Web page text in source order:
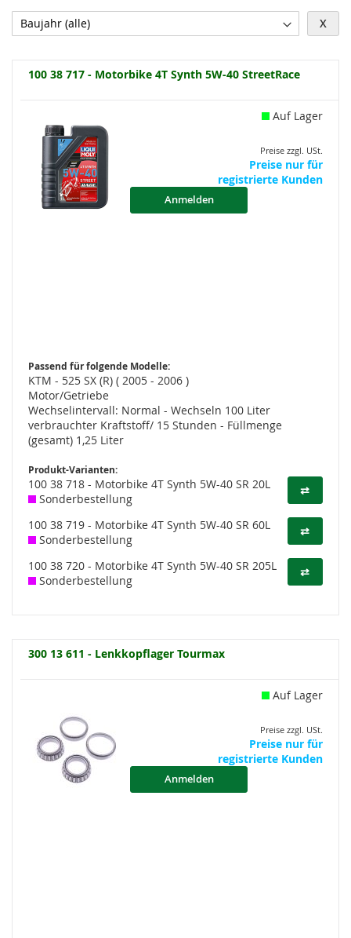
X
100 38 717 - Motorbike 4T Synth 5W-40 StreetRace
Auf Lager
Preise zzgl. USt.
Preise nur für
registrierte Kunden
Anmelden
Passend für folgende Modelle:
KTM - 525 SX (R) ( 2005 - 2006 )
Motor/Getriebe
Wechselintervall: Normal - Wechseln 100 Liter
verbrauchter Kraftstoff/ 15 Stunden - Füllmenge
(gesamt) 1,25 Liter
Produkt-Varianten:
⇄
100 38 718 - Motorbike 4T Synth 5W-40 SR 20L
Sonderbestellung
⇄
100 38 719 - Motorbike 4T Synth 5W-40 SR 60L
Sonderbestellung
⇄
100 38 720 - Motorbike 4T Synth 5W-40 SR 205L
Sonderbestellung
300 13 611 - Lenkkopflager Tourmax
Auf Lager
Preise zzgl. USt.
Preise nur für
registrierte Kunden
Anmelden